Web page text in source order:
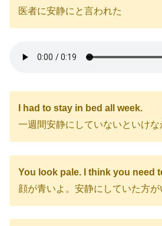
医者に安静にと言われた
I had to stay in bed all week.
一週間安静にしていないといけな
You look pale. I think you need
顔が青いよ。安静にしていた方が